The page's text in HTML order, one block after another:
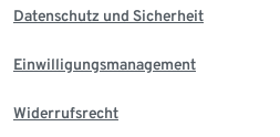
Datenschutz und Sicherheit
Einwilligungsmanagement
Widerrufsrecht